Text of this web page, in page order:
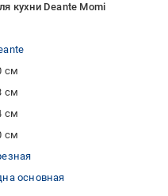
кухни Deante Momi
см
см
см
см
основная